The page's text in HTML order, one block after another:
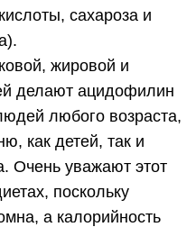
сахароза и
жировой и
делают ацидофилин
любого возраста,
как детей, так и
Очень уважают этот
поскольку
а калорийность